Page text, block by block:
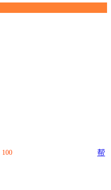
100
帮